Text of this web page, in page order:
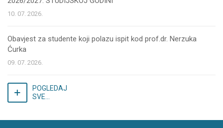
10. 07. 2026.
Obavjest za studente koji polazu ispit kod prof.dr. Nerzuka
Ćurka
09. 07. 2026.
POGLEDAJ
SVE...